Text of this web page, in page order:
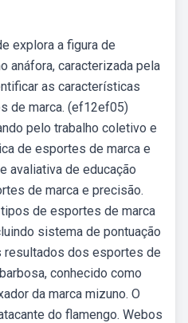
explora a figura de
anáfora, caracterizada pela
as características
de marca. (ef12ef05)
pelo trabalho coletivo e
de esportes de marca e
avaliativa de educação
de marca e precisão.
de esportes de marca
sistema de pontuação
resultados dos esportes de
conhecido como
da marca mizuno. O
do flamengo. Webos